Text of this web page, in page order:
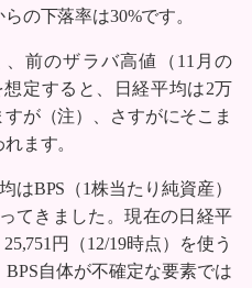
の下落率は30%です。
前のザラバ高値（11月の
想定すると、日経平均は2万
が（注）、さすがにそこま
ます。
はBPS（1株当たり純資産）
てきました。現在の日経平
円（12/19時点）を使う
BPS自体が不確定な要素では